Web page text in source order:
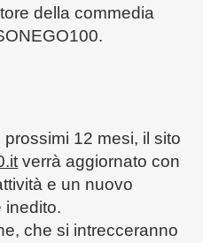
della commedia
12 mesi, il sito
verrà aggiornato con
e un nuovo
inedito.
che si intrecceranno